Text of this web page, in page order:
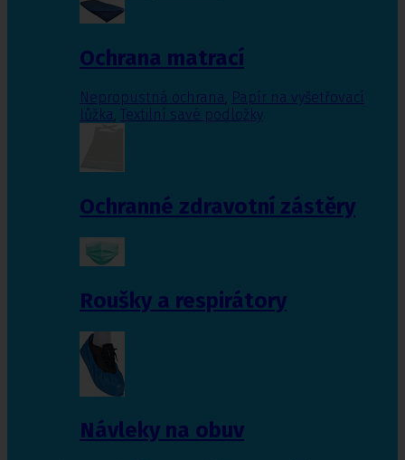
Ochrana matrací
Nepropustná ochrana, Papír na vyšetřovací
lůžka, Textilní savé podložky
Ochranné zdravotní zástěry
Roušky a respirátory
Návleky na obuv